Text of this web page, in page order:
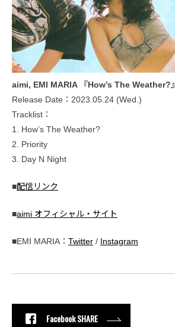
aimi, EMI MARIA 『How’s The Weather?』
Release Date：2023.05.24 (Wed.)
Tracklist：
1. Howʼs The Weather?
2. Priority
3. Day N Night
■配信リンク
■aimi オフィシャル・サイト
■EMI MARIA： Twitter / Instagram
Facebook SHARE